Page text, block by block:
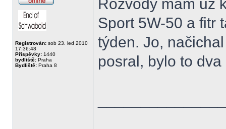
Registrován: sob 23. led 2010
17:36:48
Příspěvky: 1440
bydliště: Praha
Bydliště: Praha 8
Rozvody mám už
Sport 5W-50 a fitr
týden. Jo,
posral, bylo to